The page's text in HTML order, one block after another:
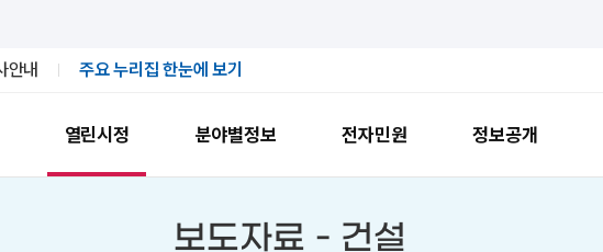
안내 주요 누리집 한눈에 보기
열린시정 분야별정보 전자민원 정보공개
보도자료 - 건설